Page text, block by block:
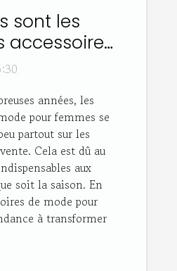
sont les
accessoires
pour
années, les
pour femmes se
partout sur les
Cela est dû au
aux
soit la saison. En
de mode pour
à transformer